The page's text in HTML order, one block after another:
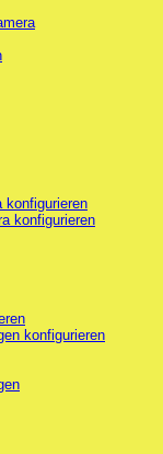
konfigurieren
konfigurieren
konfigurieren